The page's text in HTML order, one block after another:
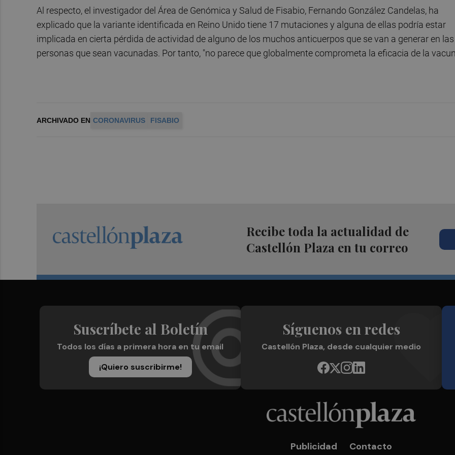
Al respecto, el investigador del Área de Genómica y Salud de Fisabio, Fernando González Candelas, ha
explicado que la variante identificada en Reino Unido tiene 17 mutaciones y alguna de ellas podría estar
implicada en cierta pérdida de actividad de alguno de los muchos anticuerpos que se van a generar en las
personas que sean vacunadas. Por tanto, "no parece que globalmente comprometa la eficacia de la
ARCHIVADO EN CORONAVIRUS FISABIO
Recibe toda la actualidad de
Castellón Plaza en tu correo
Suscríbete al Boletín
Todos los días a primera hora en tu email
¡Quiero suscribirme!
Síguenos en redes
Castellón Plaza, desde cualquier medio
Publicidad Contacto